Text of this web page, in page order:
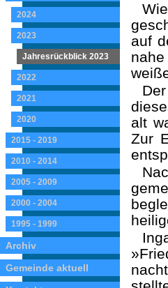
2024
2023
Jahresrückblick 2023
2022
2021
2020
2015 - 2019
2010 - 2014
2005 - 2009
2000 - 2004
1995 - 1999
Archiv
Gemeinde aktuell
auf
alt
Zur